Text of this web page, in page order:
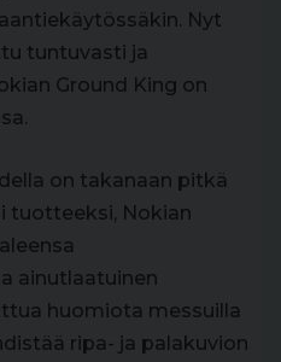
Nyt
tuntuvasti ja
Ground King on
on takanaan pitkä
tuotteeksi, Nokian
ainutlaatuinen
huomiota messuilla
ripa- ja palakuvion